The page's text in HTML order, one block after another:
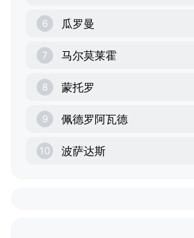
6 瓜罗曼
7 马尔莫莱霍
8 蒙托罗
9 佩德罗阿瓦德
10 波萨达斯